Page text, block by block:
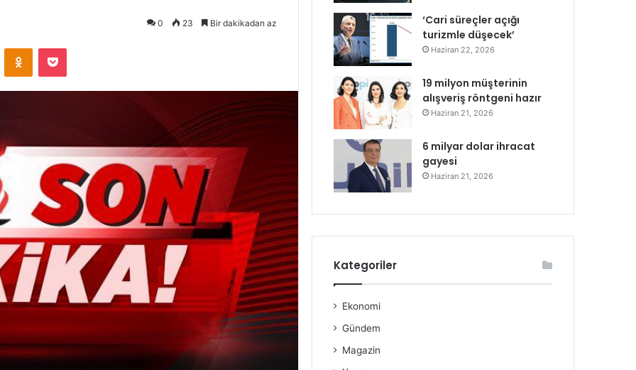
0 23 Bir dakikadan az
Odnoklassniki
Pocket
‘Cari süreçler açığı
turizmle düşecek’
Haziran 22, 2026
19 milyon müşterinin
alışveriş röntgeni hazır
Haziran 21, 2026
6 milyar dolar ihracat
gayesi
Haziran 21, 2026
Kategoriler
Ekonomi
Gündem
Magazin